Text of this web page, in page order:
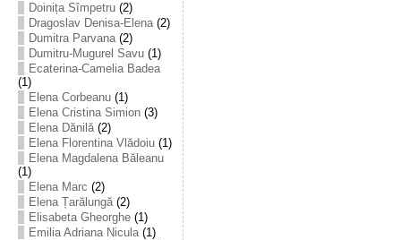
Doinița Sîmpetru(2)
Dragoslav Denisa-Elena(2)
Dumitra Parvana(2)
Dumitru-Mugurel Savu(1)
Ecaterina-Camelia Badea
(1)
Elena Corbeanu(1)
Elena Cristina Simion(3)
Elena Dănilă(2)
Elena Florentina Vlădoiu(1)
Elena Magdalena Băleanu
(1)
Elena Marc (2)
Elena Țarălungă(2)
Elisabeta Gheorghe(1)
Emilia Adriana Nicula(1)